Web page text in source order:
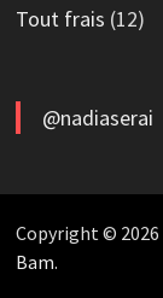
Tout frais (12)
@nadiaserai
Copyright © 2026
Bam.